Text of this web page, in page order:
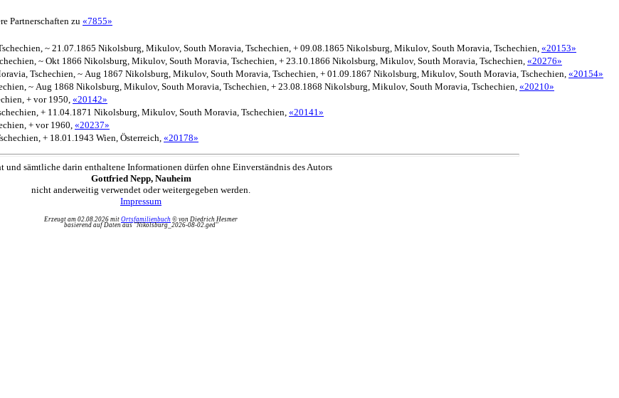
Partnerschaften zu «7855»
~ 21.07.1865 Nikolsburg, Mikulov, South Moravia, Tschechien, + 09.08.1865 Nikolsburg, Mikulov, South Moravia, Tschechien, «20153»
~ Okt 1866 Nikolsburg, Mikulov, South Moravia, Tschechien, + 23.10.1866 Nikolsburg, Mikulov, South Moravia, Tschechien, «20276»
Tschechien, ~ Aug 1867 Nikolsburg, Mikulov, South Moravia, Tschechien, + 01.09.1867 Nikolsburg, Mikulov, South Moravia, Tschechien, «20154»
~ Aug 1868 Nikolsburg, Mikulov, South Moravia, Tschechien, + 23.08.1868 Nikolsburg, Mikulov, South Moravia, Tschechien, «20210»
+ vor 1950, «20142»
+ 11.04.1871 Nikolsburg, Mikulov, South Moravia, Tschechien,«20141»
+ vor 1960,«20237»
+ 18.01.1943 Wien, Österreich,«20178»
und sämtliche darin enthaltene Informationen dürfen ohne Einverständnis des Autors
Gottfried Nepp, Nauheim
nicht anderweitig verwendet oder weitergegeben werden.
Impressum
Erzeugt am 02.08.2026 mit Ortsfamilienbuch © von Diedrich Hesmer
basierend auf Daten aus "Nikolsburg_2026-08-02.ged"